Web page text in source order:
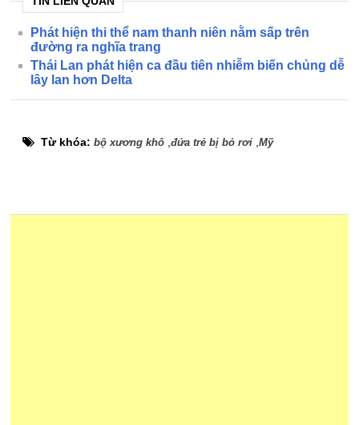
Phát hiện thi thể nam thanh niên nằm sấp trên
đường ra nghĩa trang
Thái Lan phát hiện ca đầu tiên nhiễm biến chủng dễ
lây lan hơn Delta
Từ khóa:bộ xương khô ,đứa trẻ bị bỏ rơi ,Mỹ